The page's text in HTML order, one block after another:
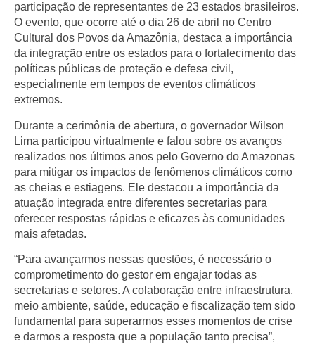
participação de representantes de 23 estados brasileiros.
O evento, que ocorre até o dia 26 de abril no Centro
Cultural dos Povos da Amazônia, destaca a importância
da integração entre os estados para o fortalecimento das
políticas públicas de proteção e defesa civil,
especialmente em tempos de eventos climáticos
extremos.
Durante a cerimônia de abertura, o governador Wilson
Lima participou virtualmente e falou sobre os avanços
realizados nos últimos anos pelo Governo do Amazonas
para mitigar os impactos de fenômenos climáticos como
as cheias e estiagens. Ele destacou a importância da
atuação integrada entre diferentes secretarias para
oferecer respostas rápidas e eficazes às comunidades
mais afetadas.
“Para avançarmos nessas questões, é necessário o
comprometimento do gestor em engajar todas as
secretarias e setores. A colaboração entre infraestrutura,
meio ambiente, saúde, educação e fiscalização tem sido
fundamental para superarmos esses momentos de crise
e darmos a resposta que a população tanto precisa”,